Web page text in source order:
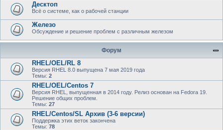
Десктоп
Всё о системе, как о рабочей станции
Железо
Обсуждение и решение проблем с различным железом
Форум
RHEL/OEL/RL 8
Версия RHEL 8.0 выпущена 7 мая 2019 года
Темы: 2
RHEL/OEL/Centos 7
Версия RHEL, выпущенная в 2014 году. Релиз основан на Fedora 19.
Решение общих проблем.
Темы: 27
RHEL/Centos/SL Архив (3-6 версии)
Поддержка этих веток закончена
Темы: 78